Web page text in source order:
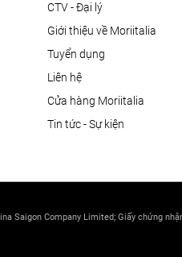
CTV - Đại lý
Giới thiệu về Moriitalia
Tuyển dụng
Liên hệ
Cửa hàng Moriitalia
Tin tức - Sự kiện
Saigon Company Limited; Giấy chứng